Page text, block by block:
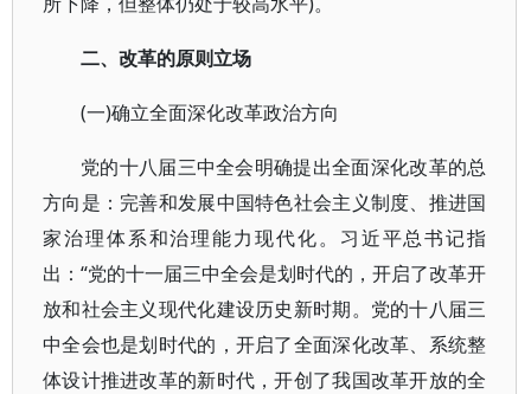
二、改革的原则立场
(一)确立全面深化改革政治方向
党的十八届三中全会明确提出全面深化改革的总
方向是：完善和发展中国特色社会主义制度、推进国
家治理体系和治理能力现代化。习近平总书记指
出：“党的十一届三中全会是划时代的，开启了改革开
放和社会主义现代化建设历史新时期。党的十八届三
中全会也是划时代的，开启了全面深化改革、系统整
体设计推进改革的新时代，开创了我国改革开放的全